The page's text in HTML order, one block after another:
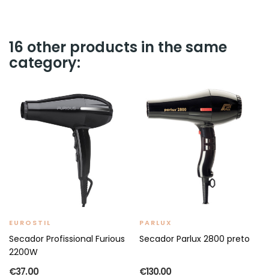
16 other products in the same
category:
EUROSTIL
Secador Profissional Furious
2200W
€37.00
PARLUX
Secador Parlux 2800 preto
€130.00